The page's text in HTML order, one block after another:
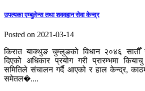
उपत्यका एम्बुलेन्स तथा शववहान सेवा केन्द्र
Posted on 2021-03-14
किरात याक्थुङ चुम्लुङको विधान २०४६
दिएको अधिकार प्रयोग गरी प्रारम्भमा
समितिले संचालन गर्दै आएको र हाल केन्द्र,
समेतल�....